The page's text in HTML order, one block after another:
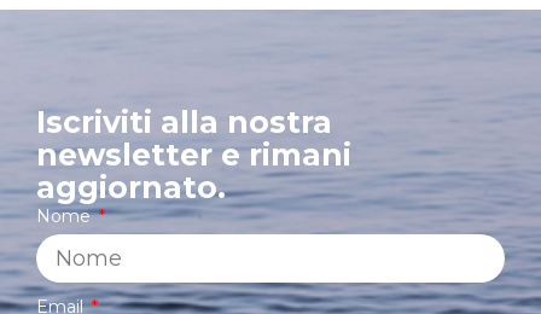
Iscriviti alla nostra
newsletter e rimani
aggiornato.
Nome
Email